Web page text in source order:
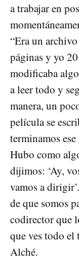
a trabajar en
“Era un
páginas y yo
modificaba
a leer todo y
manera, un
película se
terminamos
Hubo como
dijimos: ‘Ay,
vamos a
de que somos
codirector que
que ves todo
Alché.